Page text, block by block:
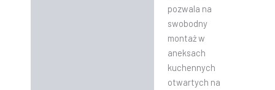
pozwala na
swobodny
montaż w
aneksach
kuchennych
otwartych na